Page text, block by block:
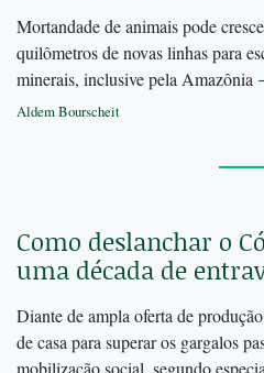
Mortandade de animais pode
quilômetros de novas linhas para
minerais, inclusive pela Amazônia
Aldem Bourscheit
Como deslanchar o
uma década de
Diante de ampla oferta de
de casa para superar os gargalos